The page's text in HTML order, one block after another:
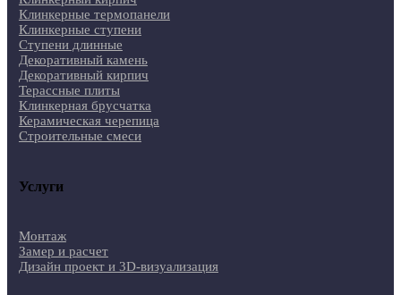
Клинкерные термопанели
Клинкерные ступени
Ступени длинные
Декоративный камень
Декоративный кирпич
Терассные плиты
Клинкерная брусчатка
Керамическая черепица
Строительные смеси
Услуги
Монтаж
Замер и расчет
Дизайн проект и 3D-визуализация